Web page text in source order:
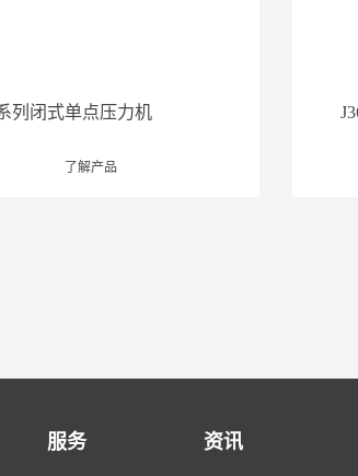
列闭式单点压力机
了解产品
服务 资讯